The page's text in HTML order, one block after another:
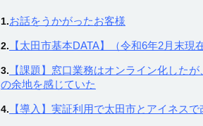
1.お話をうかがったお客様
2. 【太田市基本DATA】（令和6年2月末現在
3. 【課題】窓口業務はオンライン化した
の余地を感じていた
4. 【導入】実証利用で太田市とアイネス